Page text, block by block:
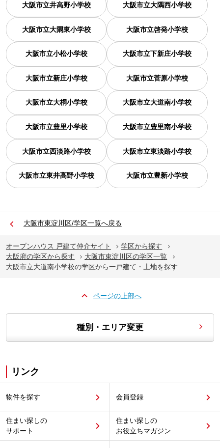
大阪市立井高野小学校 大阪市立大隅西小学校
大阪市立大隅東小学校 大阪市立啓発小学校
大阪市立小松小学校 大阪市立下新庄小学校
大阪市立新庄小学校 大阪市立菅原小学校
大阪市立大桐小学校 大阪市立大道南小学校
大阪市立豊里小学校 大阪市立豊里南小学校
大阪市立西淡路小学校 大阪市立東淡路小学校
大阪市立東井高野小学校 大阪市立豊新小学校
大阪市東淀川区/学区一覧へ戻る
オープンハウス 戸建て仲介サイト
学区から探す
大阪府の学区から探す
大阪市東淀川区の学区一覧
大阪市立大道南小学校の学区から一戸建て・土地を探す
ページの上部へ
種別・エリア変更
リンク
物件を探す 会員登録
住まい探しの
サポート
住まい探しの
お役立ちマガジン